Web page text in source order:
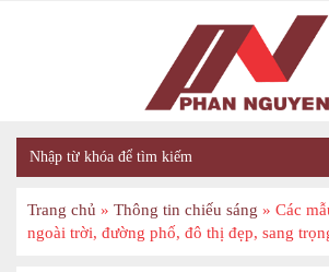
Trang chủ » Thông tin chiếu sáng » Các
ngoài trời, đường phố, đô thị đẹp, sang